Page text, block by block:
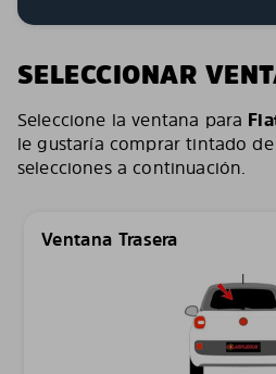
SELECCIONAR
Seleccione la ventana para
le gustaría comprar tintado
selecciones a continuación.
Ventana Trasera